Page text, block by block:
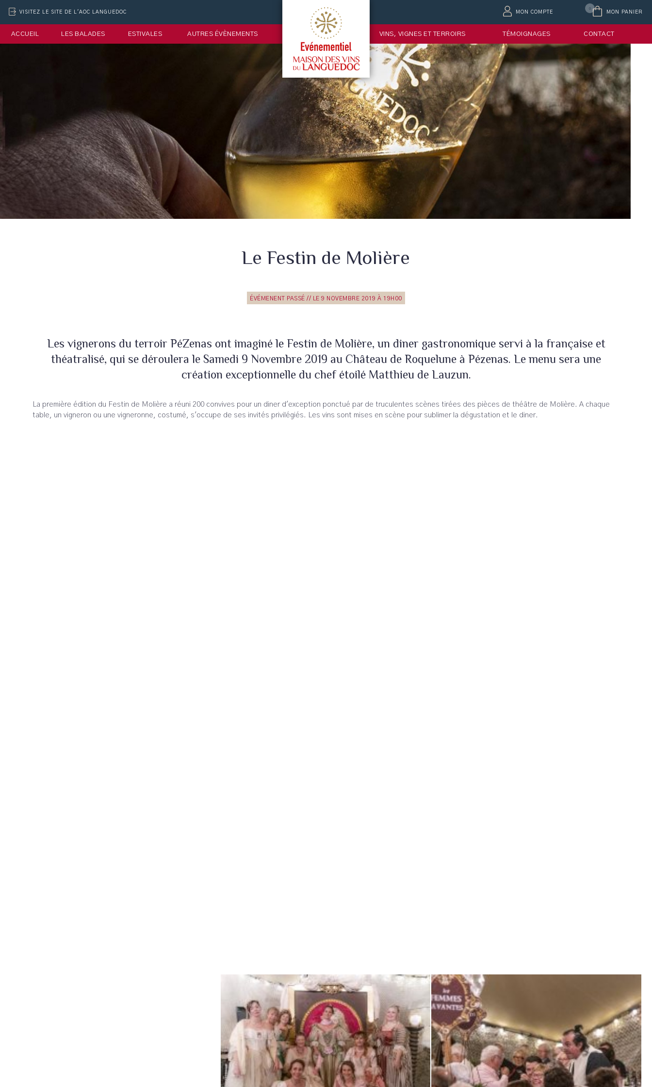
VISITEZ LE SITE DE L'AOC LANGUEDOC MON COMPTE MON PANIER
0
ACCUEIL LES BALADES ESTIVALES AUTRES ÉVÈNEMENTS VINS, VIGNES ET TERROIRS TÉMOIGNAGES CONTACT
Le Festin de Molière
ÉVÉMENENT PASSÉ // LE 9 NOVEMBRE 2019 À 19H00
Les vignerons du terroir PéZenas ont imaginé le Festin de Molière, un diner gastronomique servi à la française et
théatralisé, qui se déroulera le Samedi 9 Novembre 2019 au Château de Roquelune à Pézenas. Le menu sera une
création exceptionnelle du chef étoilé Matthieu de Lauzun.
La première édition du Festin de Molière a réuni 200 convives pour un diner d'exception ponctué par de truculentes scènes tirées des pièces de théâtre de Molière. A chaque
table, un vigneron ou une vigneronne, costumé, s'occupe de ses invités privilégiés. Les vins sont mises en scène pour sublimer la dégustation et le diner.